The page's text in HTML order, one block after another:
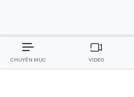
CHUYÊN MỤC VIDEO